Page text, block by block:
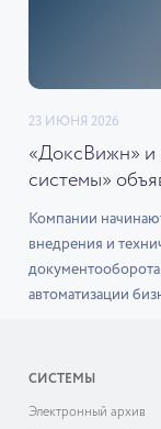
23 ИЮНЯ 2026
«ДоксВижн»
системы»
Компании
внедрения и
автоматизации
СИСТЕМЫ
Электронный архив